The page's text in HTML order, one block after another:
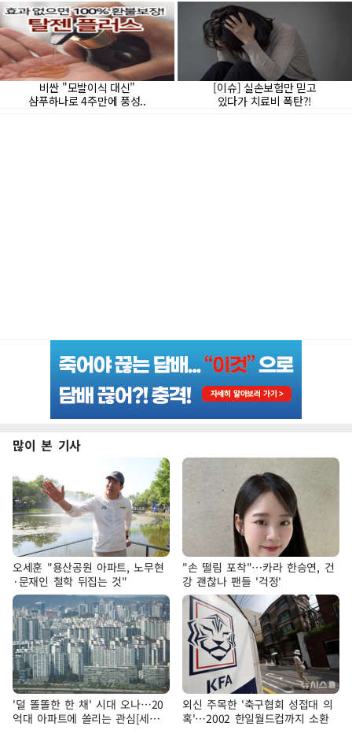
많이 본 기사
오세훈 "용산공원 아파트, 노무현
·문재인 철학 뒤집는 것"
"손 떨림 포착"…카라 한승연, 건
강 괜찮나 팬들 '걱정'
'덜 똘똘한 한 채' 시대 오나…20
억대 아파트에 쏠리는 관심[세제
외신 주목한 '축구협회 성접대 의
혹'…2002 한일월드컵까지 소환